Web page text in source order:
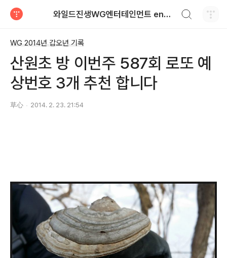
와일드진생WG엔터테인먼트 entertainment
WG 2014년 갑오년 기록
산원초 방 이번주 587회 로또 예
상번호 3개 추천 합니다
草心 2014. 2. 23. 21:54